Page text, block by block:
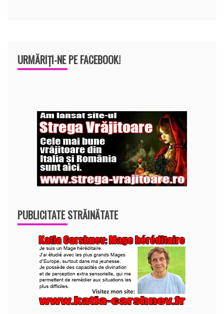
URMĂRIȚI-NE PE FACEBOOK!
PUBLICITATE STRĂINĂTATE